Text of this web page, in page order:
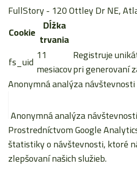
FullStory- 120 Ottley Dr NE,
Cookie Dĺžka
trvania
fs_uid 11
mesiacov
Registruje
pri generovaní
Anonymná analýza návštevnosti
Anonymná analýza návštevnosti
Prostredníctvom Google
štatistiky o návštevnosti, ktoré
zlepšovaní našich služieb.